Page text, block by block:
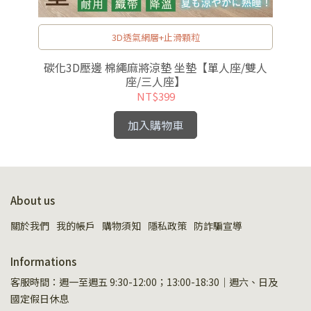
3D透氣網層+止滑顆粒
碳化3D壓邊 棉繩麻將涼墊 坐墊【單人座/雙人
座/三人座】
NT$399
加入購物車
About us
關於我們 我的帳戶 購物須知 隱私政策 防詐騙宣導
Informations
客服時間：週一至週五 9:30-12:00；13:00-18:30｜週六、日及
國定假日休息